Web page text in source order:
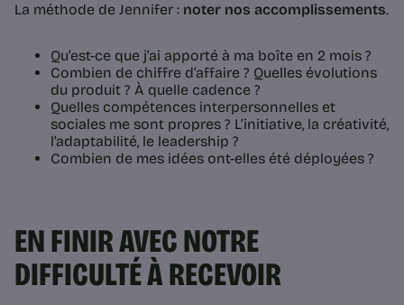
La méthode de Jennifer : noter nos accomplissements.
Qu’est-ce que j’ai apporté à ma boîte en 2 mois ?
Combien de chiffre d’affaire ? Quelles évolutions
du produit ? À quelle cadence ?
Quelles compétences interpersonnelles et
sociales me sont propres ? L’initiative, la créativité,
l’adaptabilité, le leadership ?
Combien de mes idées ont-elles été déployées ?
EN FINIR AVEC NOTRE
DIFFICULTÉ À RECEVOIR